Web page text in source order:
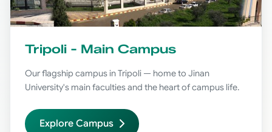
Tripoli - Main Campus
Our flagship campus in Tripoli — home to Jinan
University's main faculties and the heart of campus life.
Explore Campus